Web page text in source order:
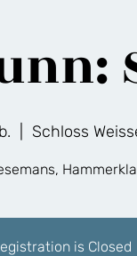
Schloss
is Closed